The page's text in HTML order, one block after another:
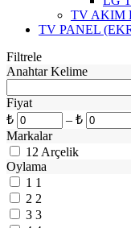
TV AKIM
TV PANEL
Filtrele
Anahtar Kelime
Fiyat
₺
– ₺
Markalar
12 Arçelik
Oylama
1 1
2 2
3 3